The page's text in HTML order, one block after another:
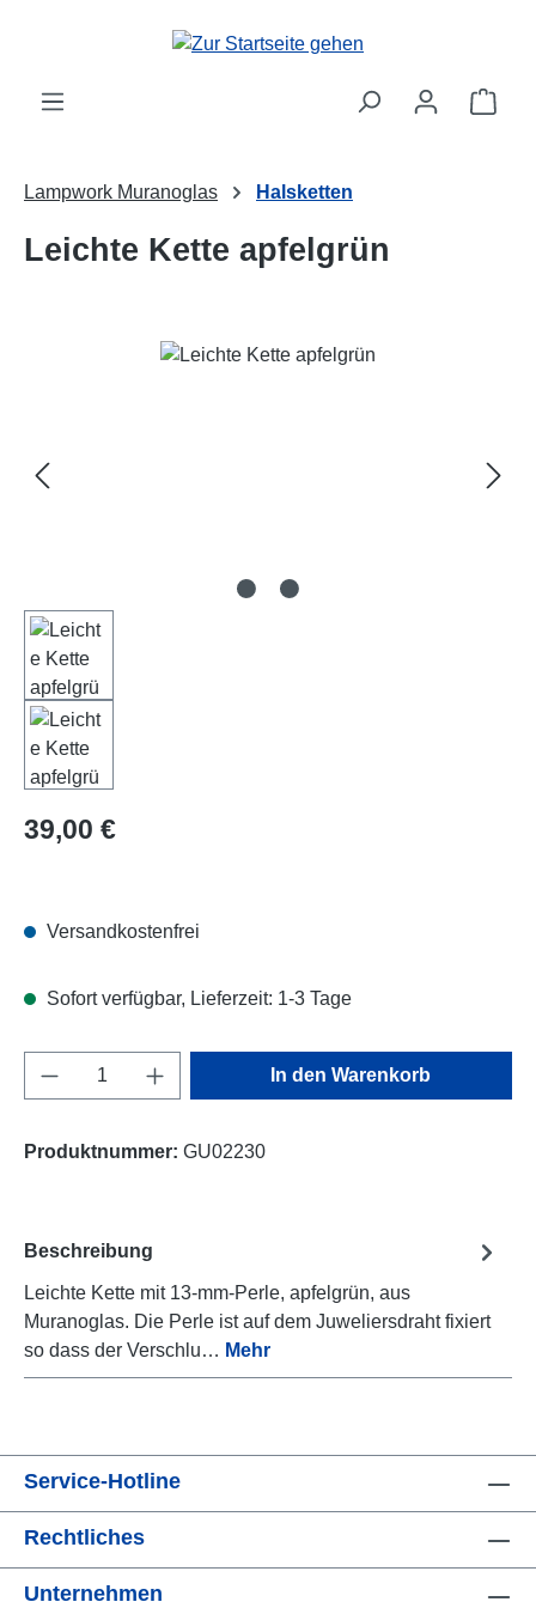
Zum Hauptinhalt springen
Lampwork Muranoglas Halsketten
Leichte Kette apfelgrün
Bildergalerie überspringen
Regulärer Preis:
39,00 €
Versandkostenfrei
Sofort verfügbar, Lieferzeit: 1-3 Tage
Produkt Anzahl: Gib den gewünschten
In den Warenkorb
Produktnummer: GU02230
Beschreibung
Leichte Kette mit 13-mm-Perle, apfelgrün, aus
Muranoglas. Die Perle ist auf dem Juweliersdraht fixiert
so dass der Verschlu… Mehr
Service-Hotline
Rechtliches
Unternehmen